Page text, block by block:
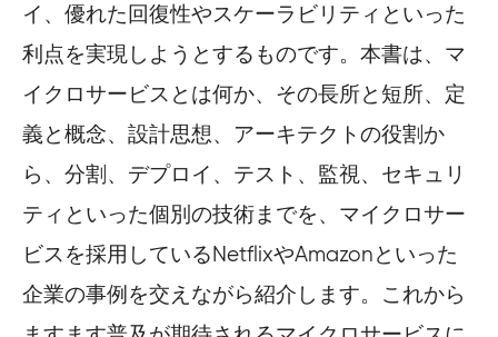
イ、優れた回復性やスケーラビリティといった
利点を実現しようとするものです。本書は、マ
イクロサービスとは何か、その長所と短所、定
義と概念、設計思想、アーキテクトの役割か
ら、分割、デプロイ、テスト、監視、セキュリ
ティといった個別の技術までを、マイクロサー
ビスを採用しているNetflixやAmazonといった
企業の事例を交えながら紹介します。これから